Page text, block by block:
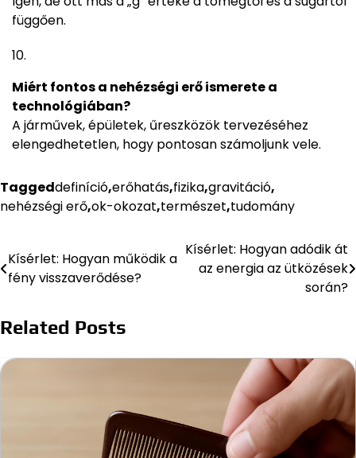
függően.
Miért fontos a nehézségi erő ismerete a
technológiában?
A járművek, épületek, űreszközök tervezéséhez
elengedhetetlen, hogy pontosan számoljunk vele.
Taggeddefiníció,erőhatás,fizika,gravitáció,
nehézségi erő,ok-okozat,természet,tudomány
Bejegyzés
navigáció
Kísérlet: Hogyan működik a
fény visszaverődése?
Kísérlet: Hogyan adódik át
az energia az ütközések
során?
Related Posts